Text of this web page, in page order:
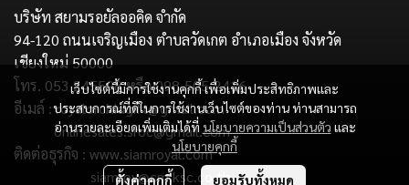
เว็บไซต์นี้มีการใช้งานคุกกี้ เพื่อเพิ่มประสิทธิภาพและ
ประสบการณ์ที่ดีในการใช้งานเว็บไซต์ของท่าน ท่านสามารถ
อ่านรายละเอียดเพิ่มเติมได้ที่ นโยบายความเป็นส่วนตัว และ
นโยบายคุกกี้
ตั้งค่าคุกกี้ ยอมรับทั้งหมด
บริษัท สยามรอยัลออคิด จำกัด
94-120 ถนนเจริญเมือง ตำบลวัดเกต อำเภอเมือง จังหวัด
เชียงใหม่ 50000
โทร. 053 245598 หรือ 098-505-2416
อีเมล์ : royalorchidgift@gmail.com
onlinesales.sroc@gmail.com
ติดต่อธุรกิจ : www.siamroyal.com
siamroy@cm.ksc.co.th